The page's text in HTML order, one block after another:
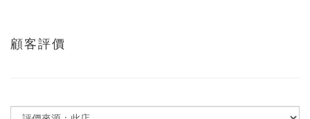
顧客評價